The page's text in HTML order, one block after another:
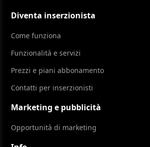
Diventa inserzionista
Come funziona
Funzionalità e servizi
Prezzi e piani abbonamento
Contatti per inserzionisti
Marketing e pubblicità
Opportunità di marketing